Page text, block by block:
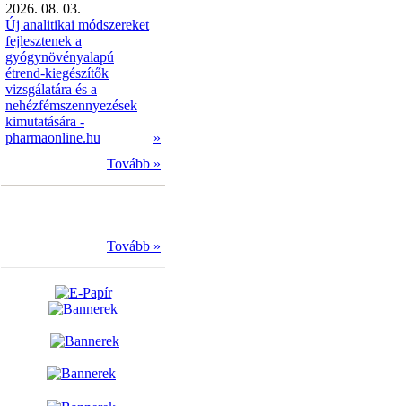
2026. 08. 03.
Új analitikai módszereket
fejlesztenek a
gyógynövényalapú
étrend-kiegészítők
vizsgálatára és a
nehézfémszennyezések
kimutatására -
pharmaonline.hu
»
Tovább »
Tovább »